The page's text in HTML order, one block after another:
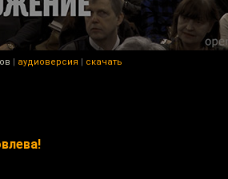
| аудиоверсия | скачать